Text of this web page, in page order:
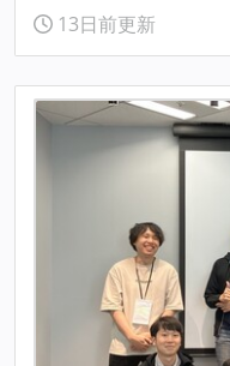
13日前更新